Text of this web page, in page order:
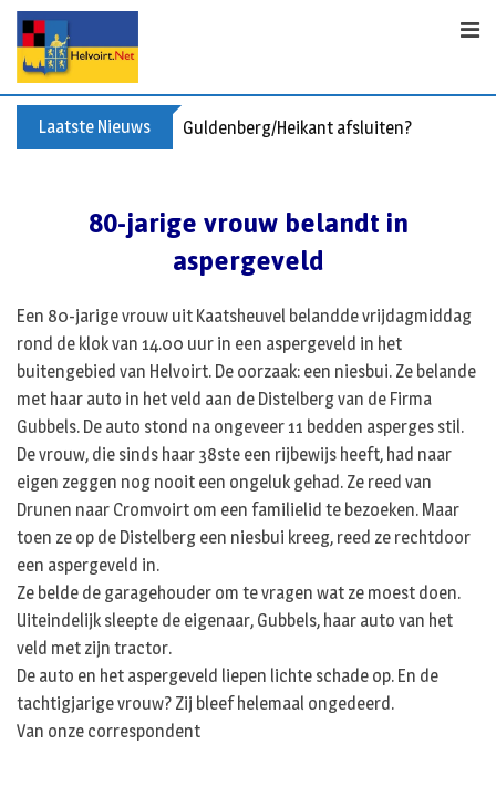
Skip
content
Laatste Nieuws Guldenberg/Heikant afsluiten?
80-jarige vrouw belandt in
aspergeveld
Een 80-jarige vrouw uit Kaatsheuvel belandde vrijdagmiddag
rond de klok van 14.00 uur in een aspergeveld in het
buitengebied van Helvoirt. De oorzaak: een niesbui. Ze belande
met haar auto in het veld aan de Distelberg van de Firma
Gubbels. De auto stond na ongeveer 11 bedden asperges stil.
De vrouw, die sinds haar 38ste een rijbewijs heeft, had naar
eigen zeggen nog nooit een ongeluk gehad. Ze reed van
Drunen naar Cromvoirt om een familielid te bezoeken. Maar
toen ze op de Distelberg een niesbui kreeg, reed ze rechtdoor
een aspergeveld in.
Ze belde de garagehouder om te vragen wat ze moest doen.
Uiteindelijk sleepte de eigenaar, Gubbels, haar auto van het
veld met zijn tractor.
De auto en het aspergeveld liepen lichte schade op. En de
tachtigjarige vrouw? Zij bleef helemaal ongedeerd.
Van onze correspondent